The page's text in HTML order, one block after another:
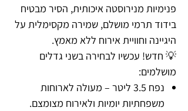
פנימיות מנירוסטה איכותית, הסיר מבטיח
בידוד תרמי מושלם, שמירה מקסימלית על
היגיינה וחוויית אירוח ללא מאמץ.
💡 חדש! עכשיו לבחירה בשני גדלים
מושלמים:
נפח 3.5 ליטר – מעולה לארוחות
משפחתיות יומיות ולאירוח מצומצם.